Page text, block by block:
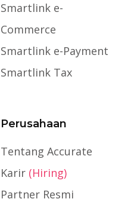
Smartlink e-
Commerce
Smartlink e-Payment
Smartlink Tax
Perusahaan
Tentang Accurate
Karir (Hiring)
Partner Resmi